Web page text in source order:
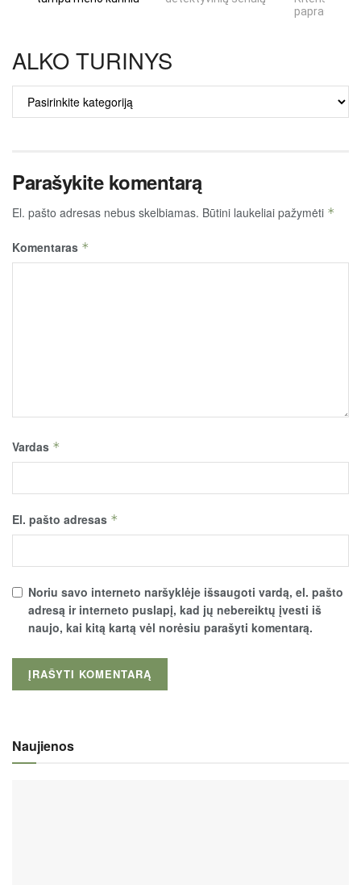
ALKO TURINYS
ALKO
TURINYS
Parašykite komentarą
El. pašto adresas nebus skelbiamas. Būtini laukeliai pažymėti *
Komentaras *
Vardas *
El. pašto adresas *
Noriu savo interneto naršyklėje išsaugoti vardą, el. pašto
adresą ir interneto puslapį, kad jų nebereiktų įvesti iš
naujo, kai kitą kartą vėl norėsiu parašyti komentarą.
Naujienos